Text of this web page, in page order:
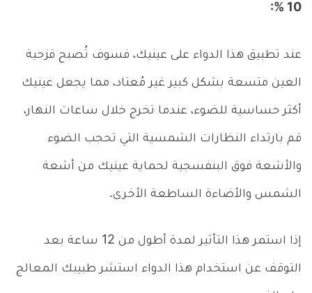
10 %:
عند تطبيق هذا الدواء على عينيك، فسوف تُصبح قزحية
العين متسعة بشكل كبير غير مُعتاد، مما يجعل عينيك
أكثر حساسية للضوء، عندما تخرج خلال ساعات النهار،
قم بارتداء النظارات الشمسية التي تحجب الضوء
والأشعة فوق البنفسجية لحماية عينيك من أشعة
الشمس والأضاءة الساطعة الأخرى.
إذا استمر هذا التأثير لمدة أطول من 12 ساعة بعد
التوقف عن استخدام هذا الدواء استشر طبيبك المعالج